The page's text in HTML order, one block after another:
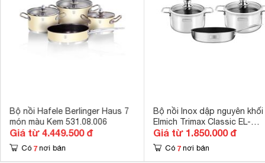
Bộ nồi Hafele Berlinger Haus 7
món màu Kem 531.08.006
Giá từ 4.449.500 đ
Có 7 nơi bán
Bộ nồi Inox dập nguyên khối
Elmich Trimax Classic EL-
2113OL
Giá từ 1.850.000 đ
Có 7 nơi bán